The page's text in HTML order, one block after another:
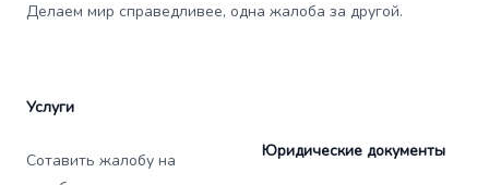
Делаем мир справедливее, одна жалоба за другой.
Услуги
Сотавить жалобу на
Юридические документы